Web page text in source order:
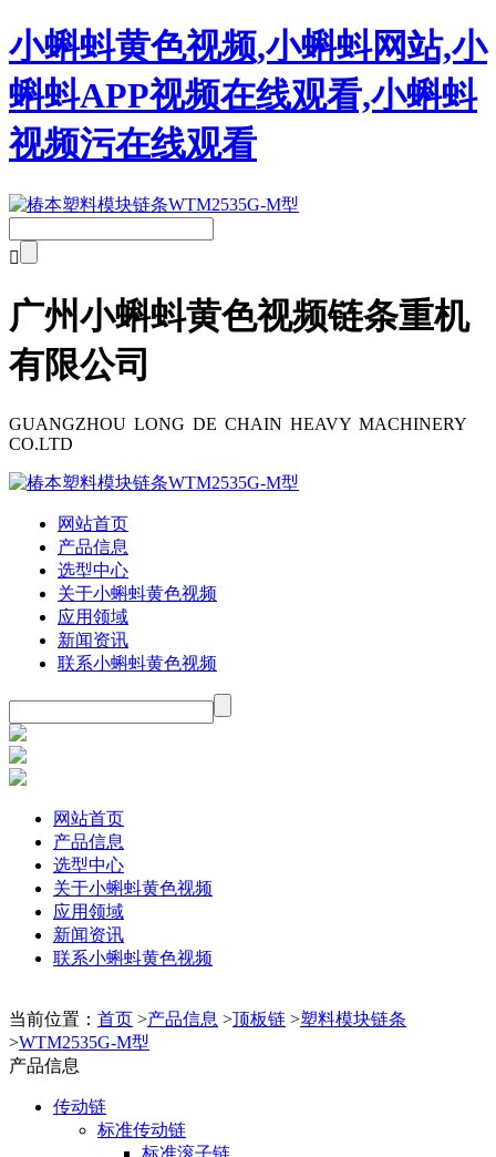
小蝌蚪黄色视频,小蝌蚪网站,小
蝌蚪APP视频在线观看,小蝌蚪
视频污在线观看

广州小蝌蚪黄色视频链条重机
有限公司
GUANGZHOU LONG DE CHAIN HEAVY MACHINERY
CO.LTD
网站首页
产品信息
选型中心
关于小蝌蚪黄色视频
应用领域
新闻资讯
联系小蝌蚪黄色视频
网站首页
产品信息
选型中心
关于小蝌蚪黄色视频
应用领域
新闻资讯
联系小蝌蚪黄色视频
当前位置： 首页 >产品信息 >顶板链 >塑料模块链条
>WTM2535G-M型
产品信息
传动链
标准传动链
标准滚子链